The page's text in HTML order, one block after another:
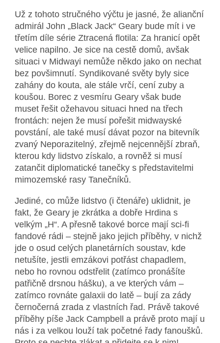
Už z tohoto stručného výčtu je jasné, že alianční
admirál John „Black Jack“ Geary bude mít i ve
třetím díle série Ztracená flotila: Za hranicí opět
velice napilno. Je sice na cestě domů, avšak
situaci v Midwayi nemůže někdo jako on nechat
bez povšimnutí. Syndikované světy byly sice
zahány do kouta, ale stále vrčí, cení zuby a
koušou. Borec z vesmíru Geary však bude
muset řešit ožehavou situaci hned na třech
frontách: nejen že musí pořešit midwayské
povstání, ale také musí dávat pozor na bitevník
zvaný Neporazitelný, zřejmě nejcennější zbraň,
kterou kdy lidstvo získalo, a rovněž si musí
zatančit diplomatické tanečky s představitelmi
mimozemské rasy Tanečníků.
Jediné, co může lidstvo (i čtenáře) uklidnit, je
fakt, že Geary je zkrátka a dobře Hrdina s
velkým „H“. A přesně takové borce mají sci-fi
fandové rádi – stejně jako jejich příběhy, v nichž
jde o osud celých planetárních soustav, kde
netušíte, jestli emzákovi potřást chapadlem,
nebo ho rovnou odstřelit (zatímco pronášíte
patřičně drsnou hášku), a ve kterých vám –
zatímco rovnáte galaxii do latě – bují za zády
černočerná zrada z vlastních řad. Právě takové
příběhy píše Jack Campbell a právě proto mají u
nás i za velkou louží tak početné řady fanoušků.